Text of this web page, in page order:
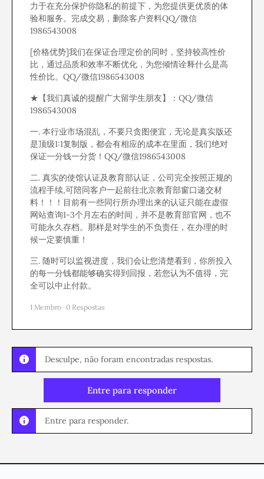
力于在充分保护你隐私的前提下，为您提供更优质的体
验和服务。完成交易，删除客户资料QQ/微信
1986543008
[价格优势]我们在保证合理定价的同时，坚持较高性价
比，通过品质和效率不断优化，为您倾情诠释什么是高
性价比。QQ/微信1986543008
★【我们真诚的提醒广大留学生朋友】：QQ/微信
1986543008
一. 本行业市场混乱，不要只贪图便宜，无论是真实版还
是顶级1:1复制版，都会有相应的成本在里面，我们绝对
保证一分钱一分货！QQ/微信1986543008
二. 真实的使馆认证及教育部认证，公司完全按照正规的
流程手续,可陪同客户一起前往北京教育部窗口递交材
料！！！目前有一些同行所办理出来的认证只能在虚假
网站查询1-3个月左右的时间，并不是教育部官网，也不
可能永久存档。那样是对学生的不负责任，在办理的时
候一定要慎重！
三. 随时可以监视进度，我们会让您清楚看到，你所投入
的每一分钱都能够确实得到回报，若您认为不值得，完
全可以中止付款。
1 Membro · 0 Respostas
Desculpe, não foram encontradas respostas.
Entre para responder
Entre para responder.